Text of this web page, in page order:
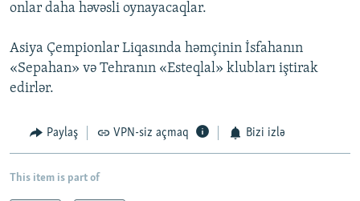
onlar daha həvəsli oynayacaqlar.
Asiya Çempionlar Liqasında həmçinin İsfahanın
«Sepahan» və Tehranın «Esteqlal» klubları iştirak
edirlər.
Paylaş VPN-siz açmaq Bizi izlə
This item is part of